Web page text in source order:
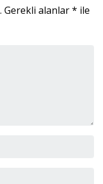
Gerekli alanlar* ile